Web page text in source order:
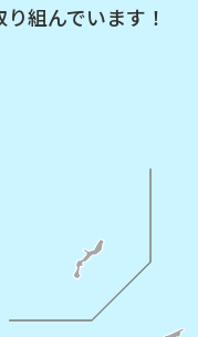
り組んでいます！